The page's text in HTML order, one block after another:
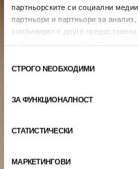
партньорските си социални
партньори и партньори за
комбинират с друга
наСТРОГО NЕОБХОДИМИ
ЗА ФУНКЦИОНАЛНОСТ
СТАТИСТИЧЕСКИ
МАРКЕТИНГОВИ